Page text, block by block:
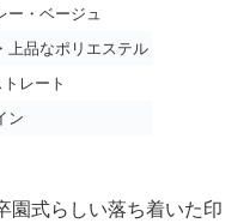
ー・ベージュ
上品なポリエステル
レート
ン
園式らしい落ち着いた印